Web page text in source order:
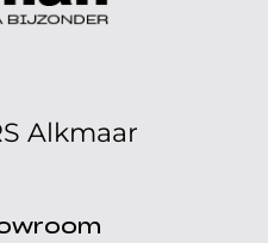
Alkmaar